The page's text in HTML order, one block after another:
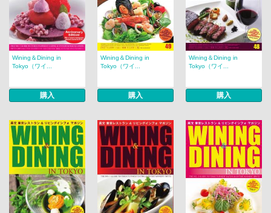
Wining＆Dining in
Tokyo（ワイ...
購入
Wining＆Dining in
Tokyo（ワイ...
購入
Wining＆Dining in
Tokyo（ワイ...
購入